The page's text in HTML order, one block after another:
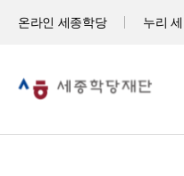
온라인 세종학당 누리